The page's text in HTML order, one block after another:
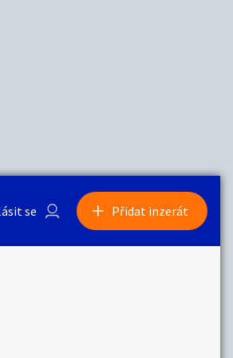
se Přidat inzerát
Sběratelství
0/1000